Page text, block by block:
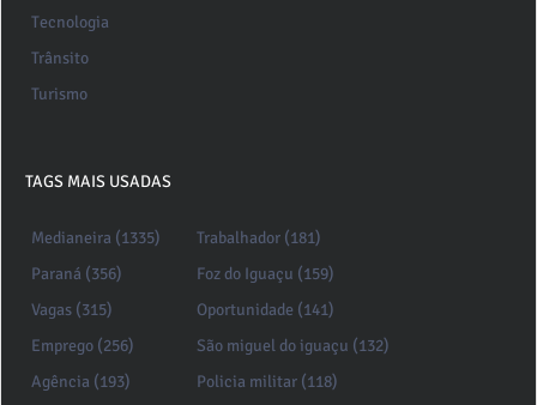
Tecnologia
Trânsito
Turismo
TAGS MAIS USADAS
Medianeira (1335)
Paraná (356)
Vagas (315)
Emprego (256)
Agência (193)
Trabalhador (181)
Foz do Iguaçu (159)
Oportunidade (141)
São miguel do iguaçu (132)
Policia militar (118)